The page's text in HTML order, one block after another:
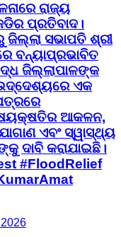
ରାଜ୍ୟ
ପ୍ରତିବାଦ।
ସଭାପତି ଶ୍ରୀ
ବନ୍ୟାପ୍ରଭାବିତ
ଜିଲ୍ଲାପାଳଙ୍କ
ଏକ
ଆକଳନ,
ଏବଂ ସ୍ୱାସ୍ଥ୍ୟ
ଦାବି କରାଯାଇଛି।
#FloodRelief